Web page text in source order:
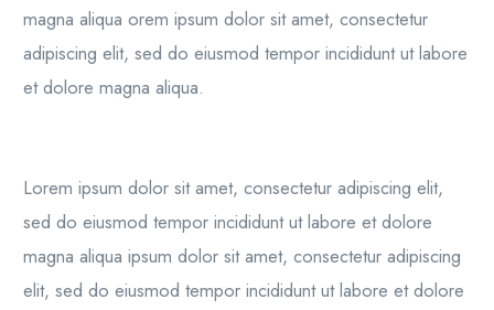
magna aliqua orem ipsum dolor sit amet, consectetur
adipiscing elit, sed do eiusmod tempor incididunt ut labore
et dolore magna aliqua.
Lorem ipsum dolor sit amet, consectetur adipiscing elit,
sed do eiusmod tempor incididunt ut labore et dolore
magna aliqua ipsum dolor sit amet, consectetur adipiscing
elit, sed do eiusmod tempor incididunt ut labore et dolore